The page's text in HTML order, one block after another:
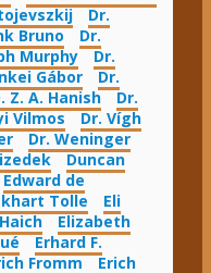
Dr.
Bruno
Dr.
Murphy
Dr.
Gábor
Dr.
Z. A. Hanish
Dr.
Vilmos
Dr. Vígh
Dr. Weninger
Duncan
Edward de
Tolle
Eli
Elizabeth
Erhard F.
Fromm
Erich